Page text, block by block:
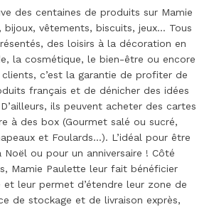
des centaines de produits sur Mamie
bijoux, vêtements, biscuits, jeux… Tous
des loisirs à la décoration en
la cosmétique, le bien-être ou encore
clients, c’est la garantie de profiter de
français et de dénicher des idées
ils peuvent acheter des cartes
à des box (Gourmet salé ou sucré,
et Foulards…). L’idéal pour être
ou pour un anniversaire ! Côté
Mamie Paulette leur fait bénéficier
et leur permet d’étendre leur zone de
de stockage et de livraison exprès,